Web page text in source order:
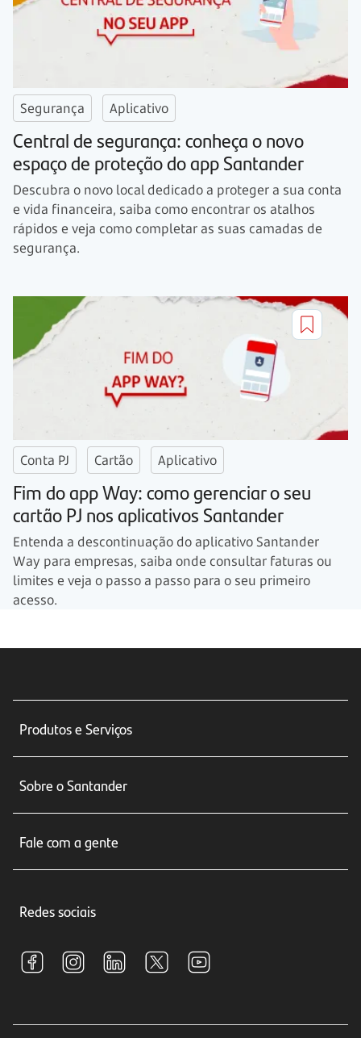
Segurança Aplicativo
Central de segurança: conheça o novo
espaço de proteção do app Santander
Descubra o novo local dedicado a proteger a sua conta
e vida financeira, saiba como encontrar os atalhos
rápidos e veja como completar as suas camadas de
segurança.
Conta PJ Cartão Aplicativo
Fim do app Way: como gerenciar o seu
cartão PJ nos aplicativos Santander
Entenda a descontinuação do aplicativo Santander
Way para empresas, saiba onde consultar faturas ou
limites e veja o passo a passo para o seu primeiro
acesso.
Produtos e Serviços
Seguros
Crédito e Financiamentos
Investimentos
Sobre o Santander
Relações com Investidores
Fale com a gente
Central de Renegociação
S.A.C
Encontre nossas agências
Redes sociais